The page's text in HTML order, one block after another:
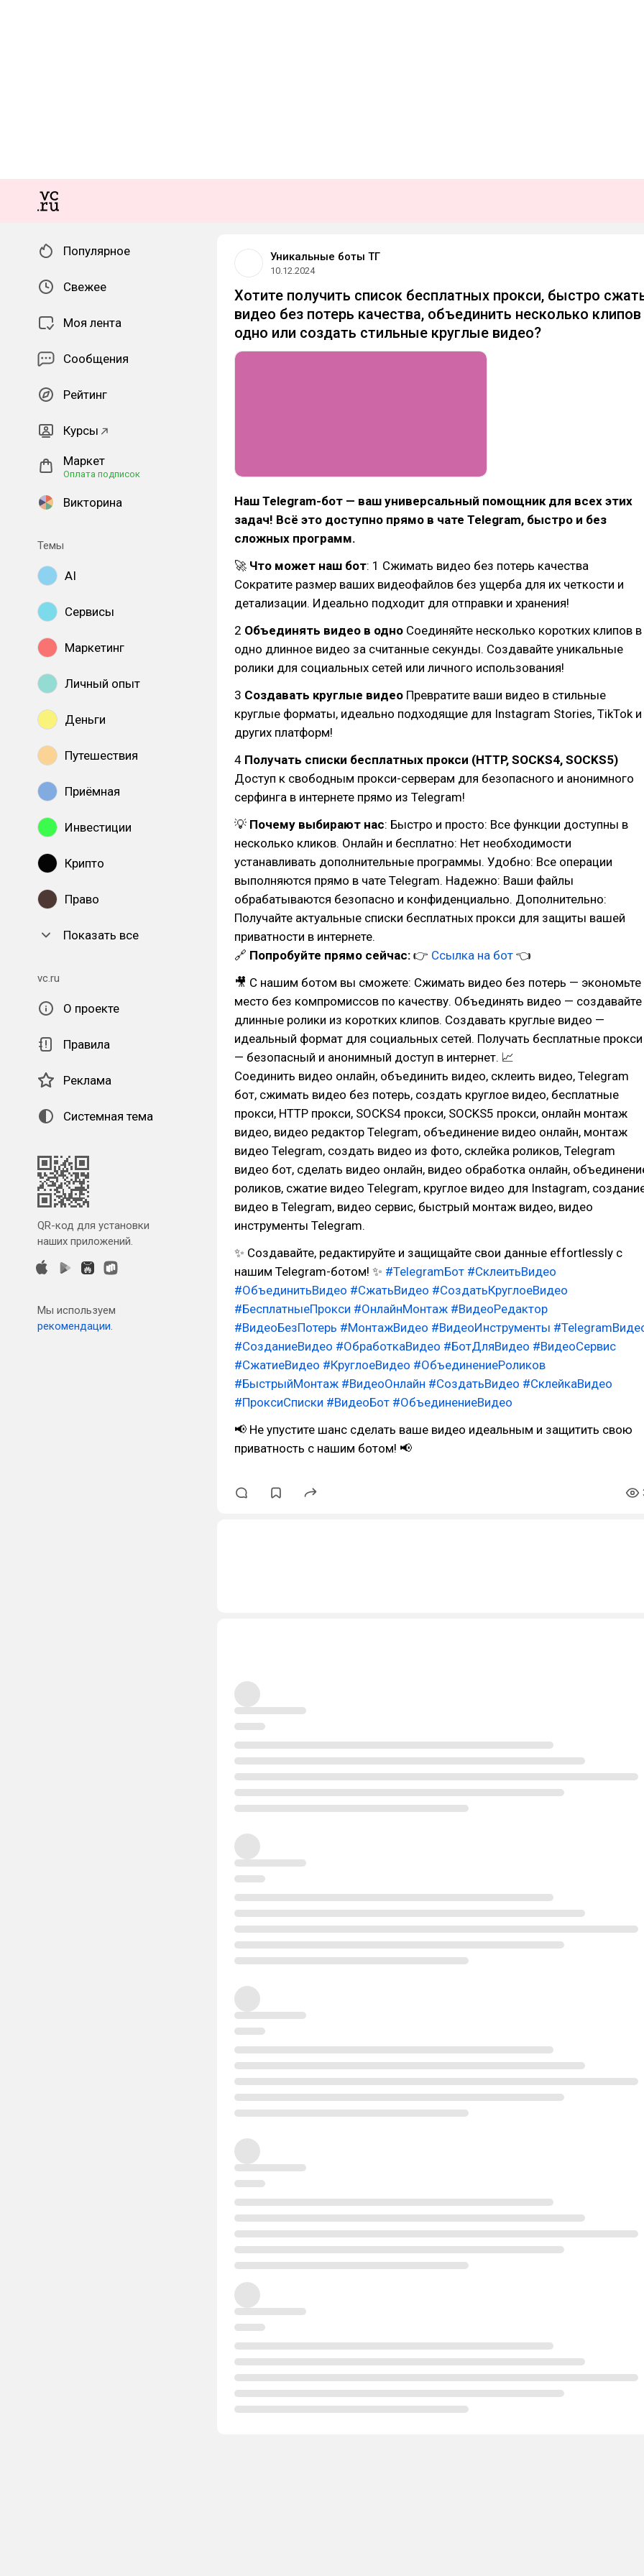
Популярное
Свежее
Моя лента
Сообщения
Рейтинг
Курсы
Маркет
Оплата подписок
Викторина
Темы
AI
Сервисы
Маркетинг
Личный опыт
Деньги
Путешествия
Приёмная
Инвестиции
Крипто
Право
Показать все
vc.ru
О проекте
Правила
Реклама
Системная тема
QR-код для установки
наших приложений.
Мы используем
рекомендации.
Уникальные боты ТГ
10.12.2024
Хотите получить список бесплатных прокси, быстро
видео без потерь качества, объединить несколько клипов
одно или создать стильные круглые видео?
Наш Telegram-бот — ваш универсальный помощник для всех этих
задач! Всё это доступно прямо в чате Telegram, быстро и без
сложных программ.
🚀 Что может наш бот: 1 Сжимать видео без потерь качества
Сократите размер ваших видеофайлов без ущерба для их четкости и
детализации. Идеально подходит для отправки и хранения!
2 Объединять видео в одно Соединяйте несколько коротких клипов в
одно длинное видео за считанные секунды. Создавайте уникальные
ролики для социальных сетей или личного использования!
3 Создавать круглые видео Превратите ваши видео в стильные
круглые форматы, идеально подходящие для Instagram Stories, TikTok и
других платформ!
4 Получать списки бесплатных прокси (HTTP, SOCKS4, SOCKS5)
Доступ к свободным прокси-серверам для безопасного и анонимного
серфинга в интернете прямо из Telegram!
💡 Почему выбирают нас: Быстро и просто: Все функции доступны в
несколько кликов. Онлайн и бесплатно: Нет необходимости
устанавливать дополнительные программы. Удобно: Все операции
выполняются прямо в чате Telegram. Надежно: Ваши файлы
обрабатываются безопасно и конфиденциально. Дополнительно:
Получайте актуальные списки бесплатных прокси для защиты вашей
приватности в интернете.
🔗 Попробуйте прямо сейчас: 👉 Ссылка на бот 👈
🎥 С нашим ботом вы сможете: Сжимать видео без потерь — экономьте
место без компромиссов по качеству. Объединять видео — создавайте
длинные ролики из коротких клипов. Создавать круглые видео —
идеальный формат для социальных сетей. Получать бесплатные прокси
— безопасный и анонимный доступ в интернет. 📈
Соединить видео онлайн, объединить видео, склеить видео, Telegram
бот, сжимать видео без потерь, создать круглое видео, бесплатные
прокси, HTTP прокси, SOCKS4 прокси, SOCKS5 прокси, онлайн монтаж
видео, видео редактор Telegram, объединение видео онлайн, монтаж
видео Telegram, создать видео из фото, склейка роликов, Telegram
видео бот, сделать видео онлайн, видео обработка онлайн,
роликов, сжатие видео Telegram, круглое видео для Instagram,
видео в Telegram, видео сервис, быстрый монтаж видео, видео
инструменты Telegram.
✨ Создавайте, редактируйте и защищайте свои данные effortlessly с
нашим Telegram-ботом! ✨ #TelegramБот #СклеитьВидео
#ОбъединитьВидео #СжатьВидео #СоздатьКруглоеВидео
#БесплатныеПрокси #ОнлайнМонтаж #ВидеоРедактор
#ВидеоБезПотерь #МонтажВидео #ВидеоИнструменты
#СозданиеВидео #ОбработкаВидео #БотДляВидео #ВидеоСервис
#СжатиеВидео #КруглоеВидео #ОбъединениеРоликов
#БыстрыйМонтаж #ВидеоОнлайн #СоздатьВидео #СклейкаВидео
#ПроксиСписки #ВидеоБот #ОбъединениеВидео
📢 Не упустите шанс сделать ваше видео идеальным и защитить свою
приватность с нашим ботом! 📢